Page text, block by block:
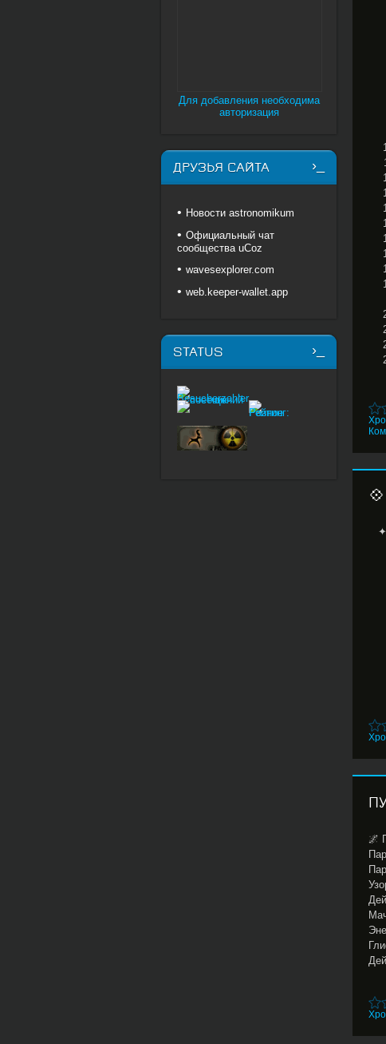
✦
│
│
│
🌌
Для добавления необходима
авторизация
ДРУЗЬЯ САЙТА
Новости astronomikum
Официальный чат
сообщества uCoz
wavesexplorer.com
web.keeper-wallet.app
STATUS